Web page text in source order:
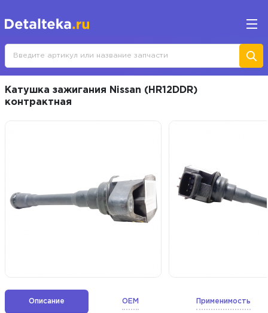
Катушка зажигания Nissan (HR12DDR)
контрактная
Описание OEM Применимость